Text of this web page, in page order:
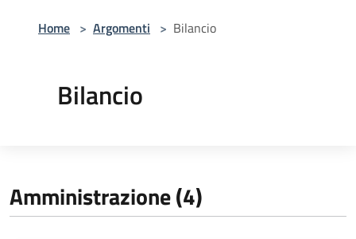
Home > Argomenti > Bilancio
Bilancio
Amministrazione (4)